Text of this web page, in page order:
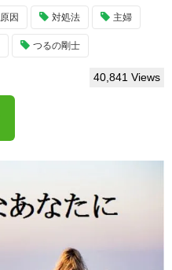
原因 対処法 主婦
つるの剛士
40,841 Views